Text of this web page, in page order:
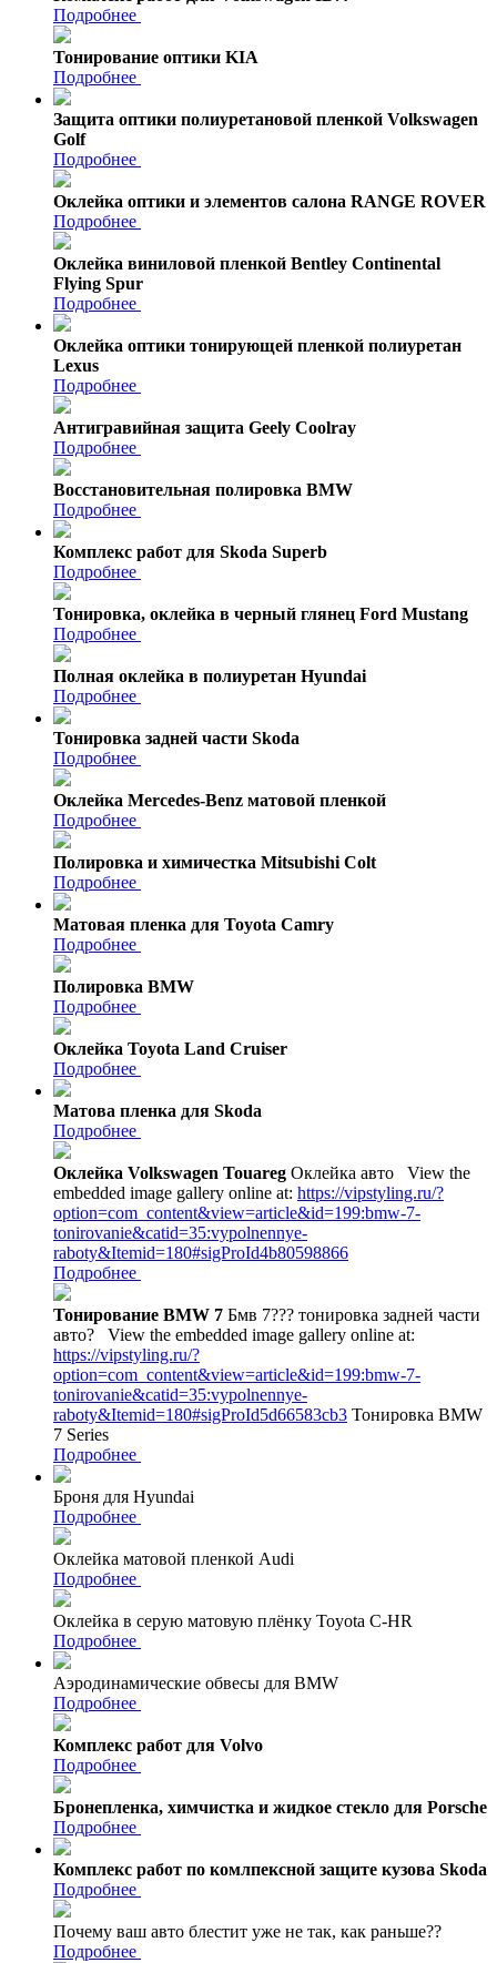
Подробнее
Тонирование оптики KIA
Подробнее
Защита оптики полиуретановой пленкой Volkswagen
Golf
Подробнее
Оклейка оптики и элементов салона RANGE ROVER
Подробнее
Оклейка виниловой пленкой Bentley Continental
Flying Spur
Подробнее
Оклейка оптики тонирующей пленкой полиуретан
Lexus
Подробнее
Антигравийная защита Geely Coolray
Подробнее
Восстановительная полировка BMW
Подробнее
Комплекс работ для Skoda Superb
Подробнее
Тонировка, оклейка в черный глянец Ford Mustang
Подробнее
Полная оклейка в полиуретан Hyundai
Подробнее
Тонировка задней части Skoda
Подробнее
Оклейка Mercedes-Benz матовой пленкой
Подробнее
Полировка и химичестка Mitsubishi Colt
Подробнее
Матовая пленка для Toyota Camry
Подробнее
Полировка BMW
Подробнее
Оклейка Toyota Land Cruiser
Подробнее
Матова пленка для Skoda
Подробнее
Оклейка Volkswagen Touareg Оклейка авто
View the
embedded image gallery online at: https://vipstyling.ru/?
option=com_content&view=article&id=199:bmw-7-
tonirovanie&catid=35:vypolnennye-
raboty&Itemid=180#sigProId4b80598866
Подробнее
Тонирование BMW 7 Бмв 7??? тонировка задней части
авто?
View the embedded image gallery online at:
https://vipstyling.ru/?
option=com_content&view=article&id=199:bmw-7-
tonirovanie&catid=35:vypolnennye-
raboty&Itemid=180#sigProId5d66583cb3 Тонировка BMW
7 Series
Подробнее
Броня для Hyundai
Подробнее
Оклейка матовой пленкой Audi
Подробнее
Оклейка в серую матовую плёнку Toyota C-HR
Подробнее
Аэродинамические обвесы для BMW
Подробнее
Комплекс работ для Volvo
Подробнее
Бронепленка, химчистка и жидкое стекло для Porsche
Подробнее
Комплекс работ по комлпексной защите кузова Skoda
Подробнее
Почему ваш авто блестит уже не так, как раньше??
Подробнее